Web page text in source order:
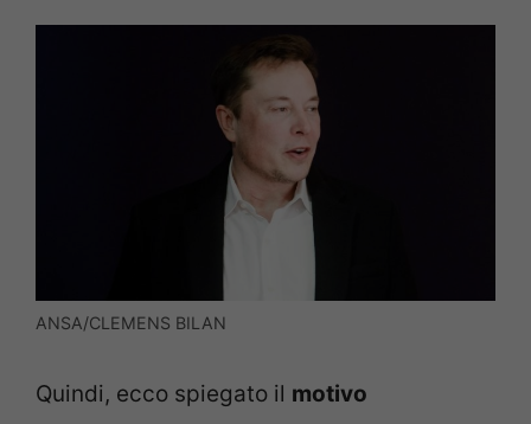
ANSA/CLEMENS BILAN
Quindi, ecco spiegato il motivo